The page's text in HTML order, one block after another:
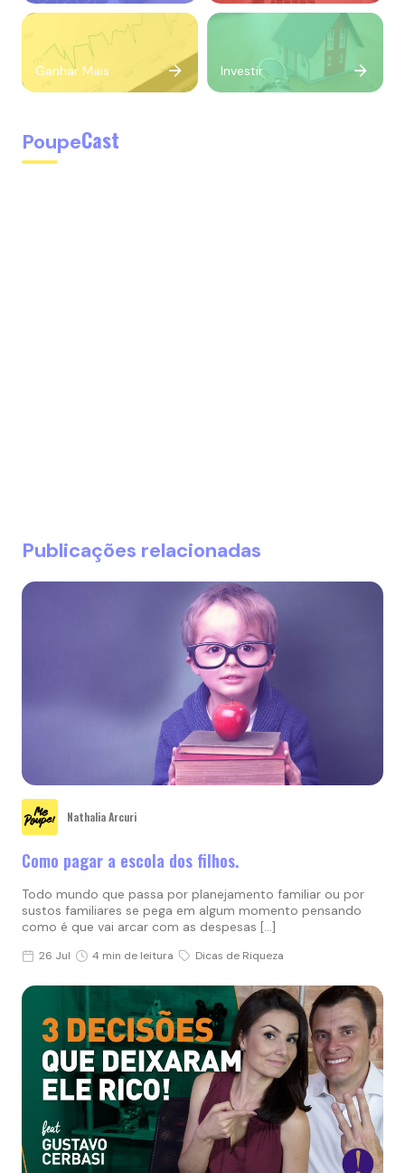
Ganhar Mais Investir
PoupeCast
Publicações relacionadas
Nathalia Arcuri
Como pagar a escola dos filhos.
Todo mundo que passa por planejamento familiar ou por
sustos familiares se pega em algum momento pensando
como é que vai arcar com as despesas […]
26 Jul 4 min de leitura Dicas de Riqueza